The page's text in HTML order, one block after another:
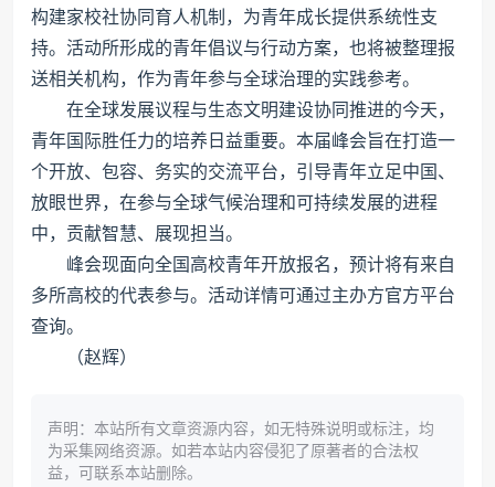
构建家校社协同育人机制，为青年成长提供系统性支
持。活动所形成的青年倡议与行动方案，也将被整理报
送相关机构，作为青年参与全球治理的实践参考。
在全球发展议程与生态文明建设协同推进的今天，
青年国际胜任力的培养日益重要。本届峰会旨在打造一
个开放、包容、务实的交流平台，引导青年立足中国、
放眼世界，在参与全球气候治理和可持续发展的进程
中，贡献智慧、展现担当。
峰会现面向全国高校青年开放报名，预计将有来自
多所高校的代表参与。活动详情可通过主办方官方平台
查询。
（赵辉）
声明：本站所有文章资源内容，如无特殊说明或标注，均
为采集网络资源。如若本站内容侵犯了原著者的合法权
益，可联系本站删除。